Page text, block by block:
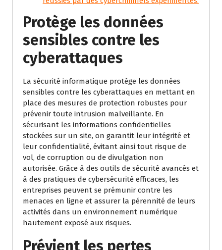
Protège les données
sensibles contre les
cyberattaques
La sécurité informatique protège les données
sensibles contre les cyberattaques en mettant en
place des mesures de protection robustes pour
prévenir toute intrusion malveillante. En
sécurisant les informations confidentielles
stockées sur un site, on garantit leur intégrité et
leur confidentialité, évitant ainsi tout risque de
vol, de corruption ou de divulgation non
autorisée. Grâce à des outils de sécurité avancés et
à des pratiques de cybersécurité efficaces, les
entreprises peuvent se prémunir contre les
menaces en ligne et assurer la pérennité de leurs
activités dans un environnement numérique
hautement exposé aux risques.
Prévient les pertes